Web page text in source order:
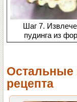
Шаг 7.
пудинга из
Остальные
рецепта